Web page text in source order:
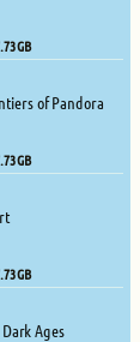
GB
of Pandora
GB
GB
Ages